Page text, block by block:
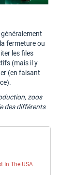
fermeture ou
les files
(mais il y
(en faisant
zoos
des différents
In The USA